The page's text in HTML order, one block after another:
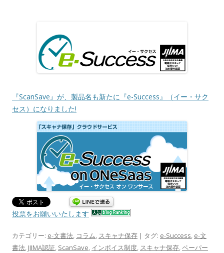
『ScanSave』が、製品名も新たに『e-Success』（イー・サク
セス）になりました!
投票をお願いいたします
カテゴリー: e-文書法, コラム, スキャナ保存 | タグ: e-Success, e-文
書法, JIIMA認証, ScanSave, インボイス制度, スキャナ保存,ペーパー